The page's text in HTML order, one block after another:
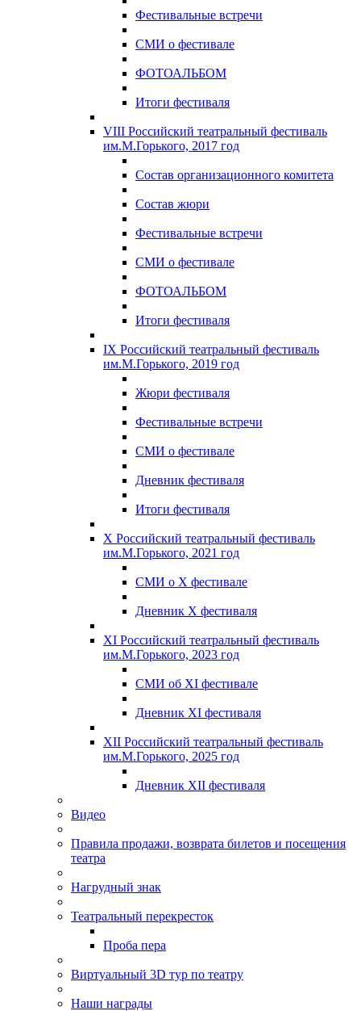
Фестивальные встречи
СМИ о фестивале
ФОТОАЛЬБОМ
Итоги фестиваля
VIII Российский театральный фестиваль
им.М.Горького, 2017 год
Состав организационного комитета
Состав жюри
Фестивальные встречи
СМИ о фестивале
ФОТОАЛЬБОМ
Итоги фестиваля
IX Российский театральный фестиваль
им.М.Горького, 2019 год
Жюри фестиваля
Фестивальные встречи
СМИ о фестивале
Дневник фестиваля
Итоги фестиваля
X Российский театральный фестиваль
им.М.Горького, 2021 год
СМИ о X фестивале
Дневник X фестиваля
XI Российский театральный фестиваль
им.М.Горького, 2023 год
СМИ об XI фестивале
Дневник XI фестиваля
XII Российский театральный фестиваль
им.М.Горького, 2025 год
Дневник XII фестиваля
Видео
Правила продажи, возврата билетов и посещения
театра
Нагрудный знак
Театральный перекресток
Проба пера
Виртуальный 3D тур по театру
Наши награды